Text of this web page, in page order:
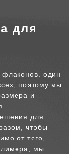
для
флаконов, один
поэтому мы
и
для
чтобы
от того,
мы